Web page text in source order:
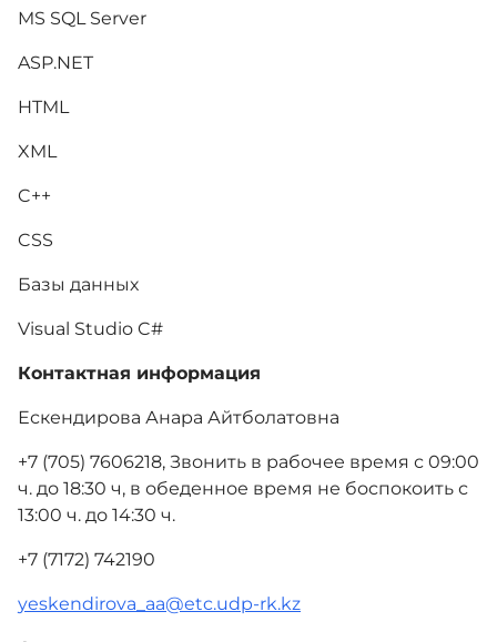
MS SQL Server
ASP.NET
HTML
XML
C++
CSS
Базы данных
Visual Studio C#
Контактная информация
Ескендирова Анара Айтболатовна
+7 (705) 7606218, Звонить в рабочее время с 09:00
ч. до 18:30 ч, в обеденное время не боспокоить с
13:00 ч. до 14:30 ч.
+7 (7172) 742190
yeskendirova_aa@etc.udp-rk.kz